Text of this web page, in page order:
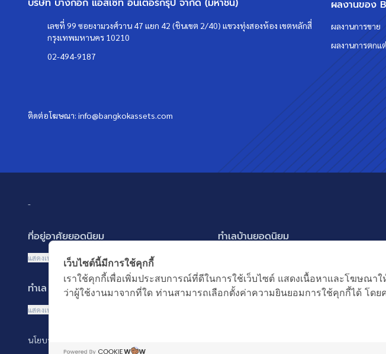
เลขที่ 99 ซอยงามวงศ์วาน 47 แยก 42 (ชินเขต 2/40) แขวงทุ่งสองห้อง เขตหลักสี่
กรุงเทพมหานคร 10210
02-494-9187
ติดต่อโฆษณา: info@bangkokassets.com
ผลงานของ
ผลงานการขาย
ผลงานการตกแ
-
ที่อยู่อาศัยยอดนิยม
บ้านเดี่ยว
ทาวน์เฮ้าส์ ทาวน์โฮม
คอนโดมิเนียม
ที่ดินเปล่า
แสดงเพิ่มเติม
ทำเลบ้านยอดนิยม
รามอินทรา-วัชรพล สายไหม-หทัยราษฎร์
บางนา รามคำแหง 2
ทำเล MRT ยอดนิยม
MRT เพชรบุรี
MRT สุขุมวิท
แสดงเพิ่มเติม
คำค้นยอดนิยม
นโยบายความเป็นส่วนตัว
เว็บไซต์นี้มีการใช้คุกกี้
เราใช้คุกกี้เพื่อเพิ่มประสบการณ์ที่ดีในการใช้เว็บไซต์ แสดงเนื้อหาและโฆษณา
ว่าผู้ใช้งานมาจากที่ใด ท่านสามารถเลือกตั้งค่าความยินยอมการใช้คุกกี้ได้ โด